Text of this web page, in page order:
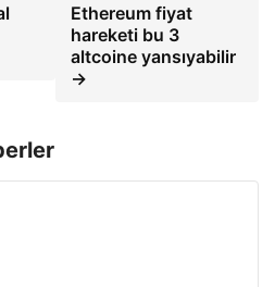
Ethereum fiyat
hareketi bu 3
altcoine yansıyabilir
→